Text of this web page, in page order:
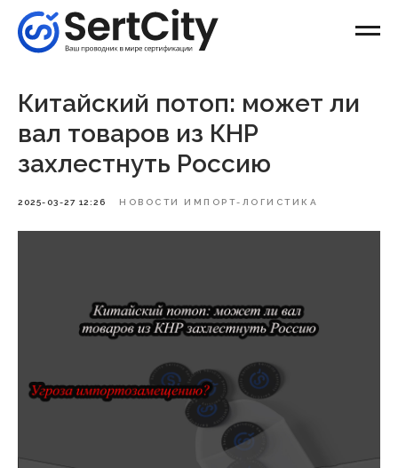
Китайский потоп: может ли
вал товаров из КНР
захлестнуть Россию
2025-03-27 12:26 НОВОСТИ ИМПОРТ-ЛОГИСТИКА